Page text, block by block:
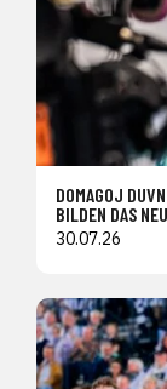
DOMAGOJ
BILDEN DAS
30.07.26